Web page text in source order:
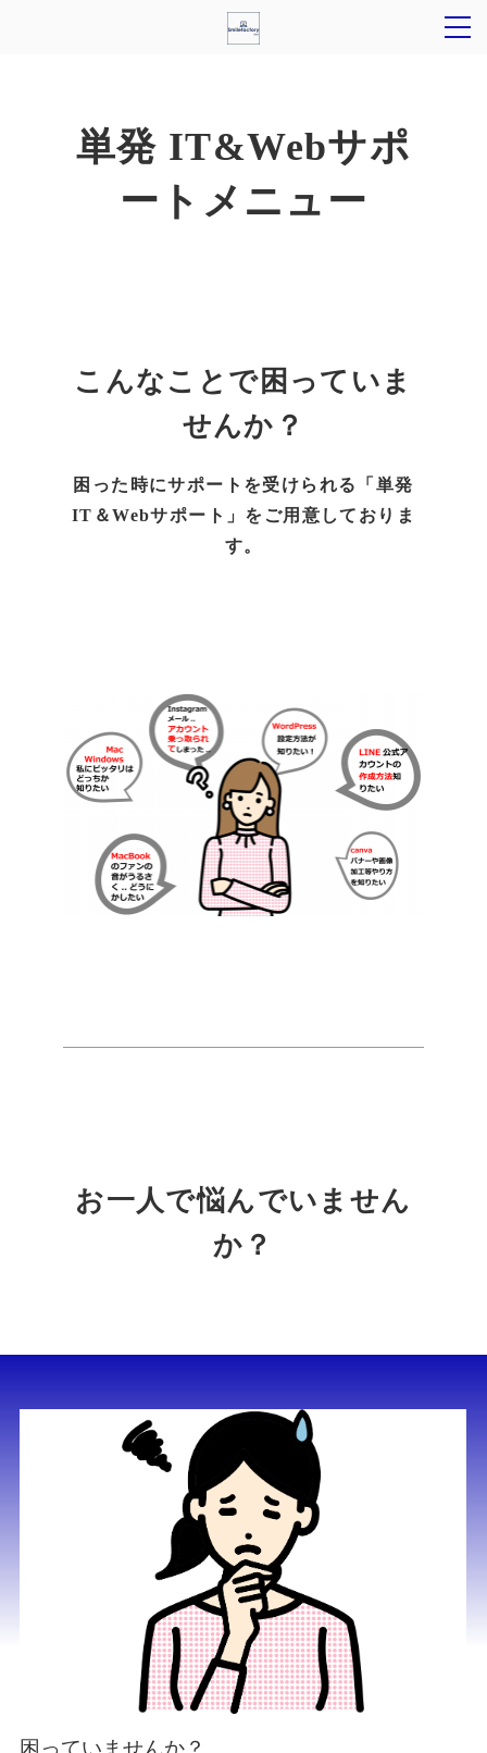
単発 IT&Webサポ
ートメニュー
こんなことで困っていま
せんか？
困った時にサポートを受けられる「単発
IT＆Webサポート」をご用意しておりま
す。
お一人で悩んでいません
か？